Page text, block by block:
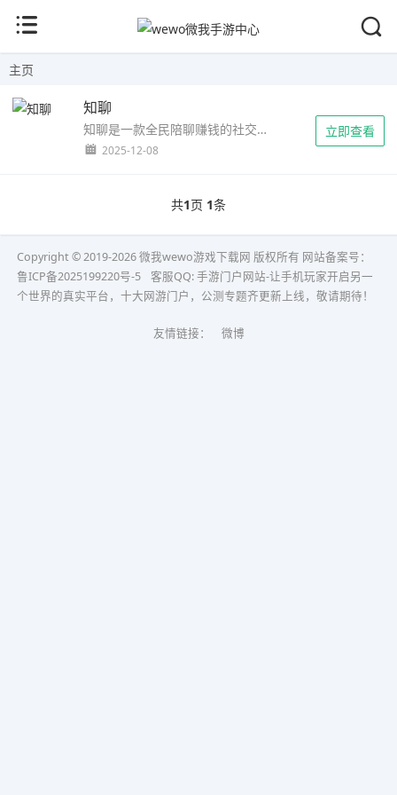
主页
知聊
知聊是一款全民陪聊赚钱的社交应用，通过视频、语音或短信为他人提供聊天服务即可按分钟收费，1分钟约赚2元（150聊币）。本文详解从下载登陆送100聊币、完成新手任务到设置话题价格、吸引客户及50元起提现的全流程实操攻略。...
2025-12-08
立即查看
共1页 1条
Copyright © 2019-2026 微我wewo游戏下载网 版权所有 网站备案号：
鲁ICP备2025199220号-5
客服QQ:手游门户网站-让手机玩家开启另一
个世界的真实平台，十大网游门户，公测专题齐更新上线，敬请期待！
友情链接： 微博